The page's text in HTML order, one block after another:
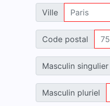
Ville
Code postal
Masculin singulier
Masculin pluriel